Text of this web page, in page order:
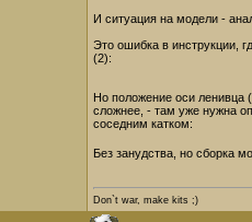
И ситуация на модели -
Это ошибка в инструкции,
(2):
Но положение оси ленивца
сложнее, - там уже нужна
соседним катком:
Без занудства, но сборка
Don`t war, make kits ;)